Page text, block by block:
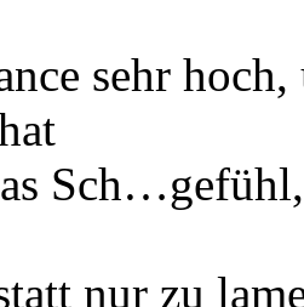
sehr
nur zu